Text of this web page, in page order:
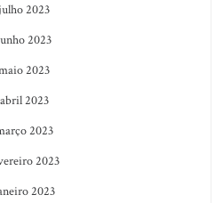
2023
2023
2023
abril 2023
2023
2023
2023